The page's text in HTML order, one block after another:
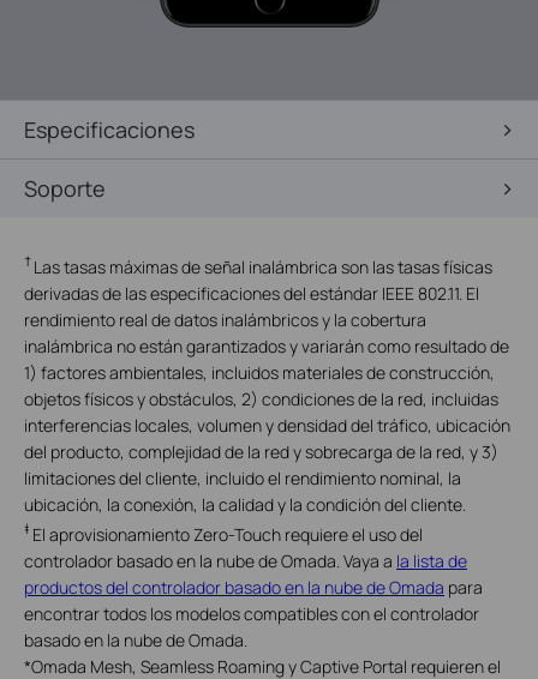
Especificaciones
Soporte
† Las tasas máximas de señal inalámbrica son las tasas físicas
derivadas de las especificaciones del estándar IEEE 802.11. El
rendimiento real de datos inalámbricos y la cobertura
inalámbrica no están garantizados y variarán como resultado de
1) factores ambientales, incluidos materiales de construcción,
objetos físicos y obstáculos, 2) condiciones de la red, incluidas
interferencias locales, volumen y densidad del tráfico, ubicación
del producto, complejidad de la red y sobrecarga de la red, y 3)
limitaciones del cliente, incluido el rendimiento nominal, la
ubicación, la conexión, la calidad y la condición del cliente.
‡ El aprovisionamiento Zero-Touch requiere el uso del
controlador basado en la nube de Omada. Vaya a la lista de
productos del controlador basado en la nube de Omada para
encontrar todos los modelos compatibles con el controlador
basado en la nube de Omada.
*Omada Mesh, Seamless Roaming y Captive Portal requieren el